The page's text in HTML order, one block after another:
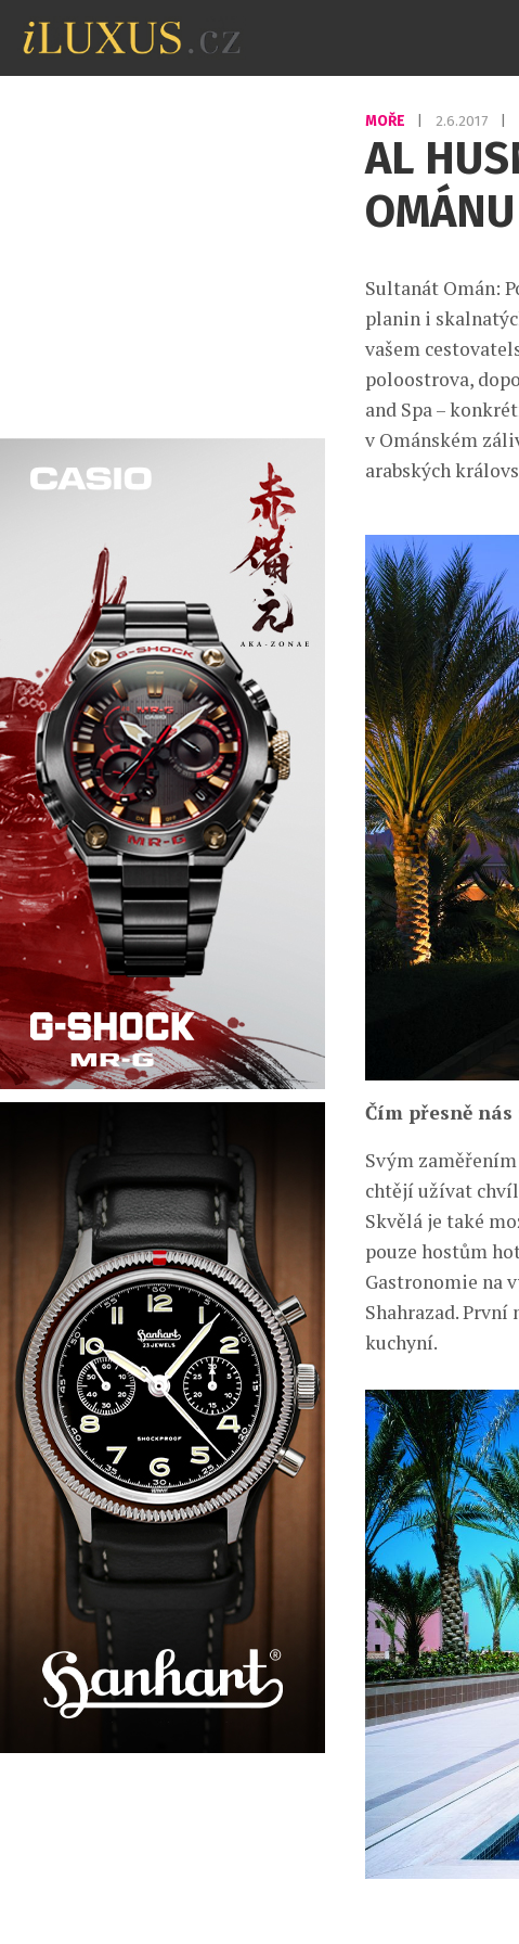
MOŘE 2.6.2017
AL
OMÁNU
Sultanát Omán:
planin i
vašem
poloostrova,
and Spa –
v Ománském
arabských
Čím přesně nás
Svým
chtějí užívat
Skvělá je také
pouze hostům
Gastronomie na
Shahrazad.
kuchyní.